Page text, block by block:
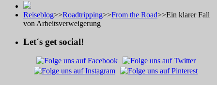
Reiseblog>>Roadtripping>>From the Road>>Ein klarer Fall
von Arbeitsverweigerung
Let´s get social!